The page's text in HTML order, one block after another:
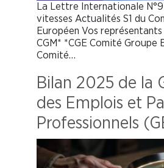
La Lettre Internationale N°9
vitesses Actualités S1 du
Européen Vos représentants
CGM* *CGE Comité Groupe
Comité…
Bilan 2025 de la
des Emplois et
Professionnels